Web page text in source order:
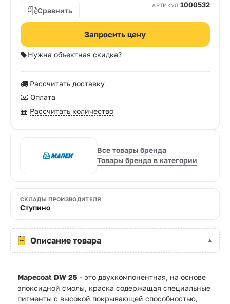
Сравнить
АРТИКУЛ:1000532
Запросить цену
Нужна объектная скидка?
Рассчитать доставку
Оплата
Рассчитать количество
Все товары бренда
Товары бренда в категории
СКЛАДЫ ПРОИЗВОДИТЕЛЯ
Ступино
Описание товара
Mapecoat DW 25 - это двухкомпонентная, на основе
эпоксидной смолы, краска содержащая специальные
пигменты с высокой покрывающей способностью,